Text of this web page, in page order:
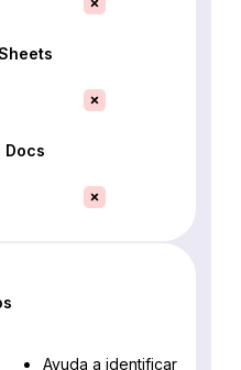
Docs
Ayuda a identificar